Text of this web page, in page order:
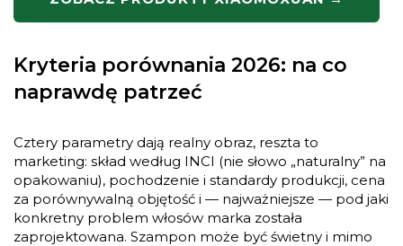
Kryteria porównania 2026: na co
naprawdę patrzeć
Cztery parametry dają realny obraz, reszta to
marketing: skład według INCI (nie słowo „naturalny” na
opakowaniu), pochodzenie i standardy produkcji, cena
za porównywalną objętość i — najważniejsze — pod jaki
konkretny problem włosów marka została
zaprojektowana. Szampon może być świetny i mimo